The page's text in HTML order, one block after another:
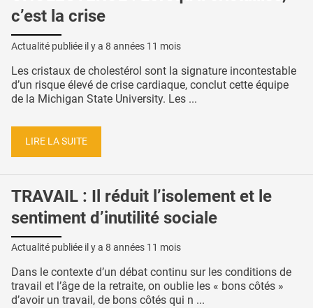
c’est la crise
Actualité publiée il y a 8 années 11 mois
Les cristaux de cholestérol sont la signature incontestable
d’un risque élevé de crise cardiaque, conclut cette équipe
de la Michigan State University. Les ...
LIRE LA SUITE
TRAVAIL : Il réduit l’isolement et le
sentiment d’inutilité sociale
Actualité publiée il y a 8 années 11 mois
Dans le contexte d’un débat continu sur les conditions de
travail et l’âge de la retraite, on oublie les « bons côtés »
d’avoir un travail, de bons côtés qui n ...